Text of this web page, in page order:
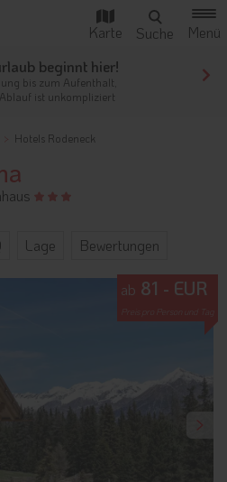
beginnt hier!
bis zum Aufenthalt,
ist unkompliziert
Hotels Rodeneck
Lage Bewertungen
ab 81 - EUR